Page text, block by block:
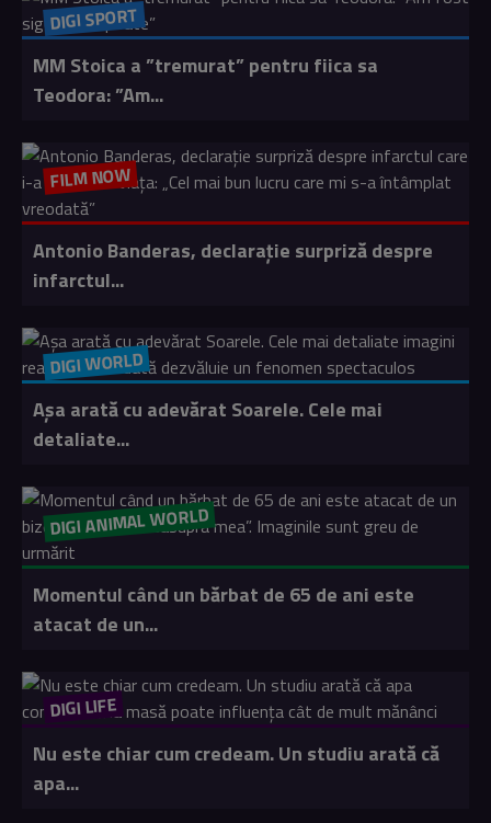
DIGI SPORT
MM Stoica a ”tremurat” pentru fiica sa
Teodora: ”Am...
FILM NOW
Antonio Banderas, declarație surpriză despre
infarctul...
DIGI WORLD
Așa arată cu adevărat Soarele. Cele mai
detaliate...
DIGI ANIMAL WORLD
Momentul când un bărbat de 65 de ani este
atacat de un...
DIGI LIFE
Nu este chiar cum credeam. Un studiu arată că
apa...